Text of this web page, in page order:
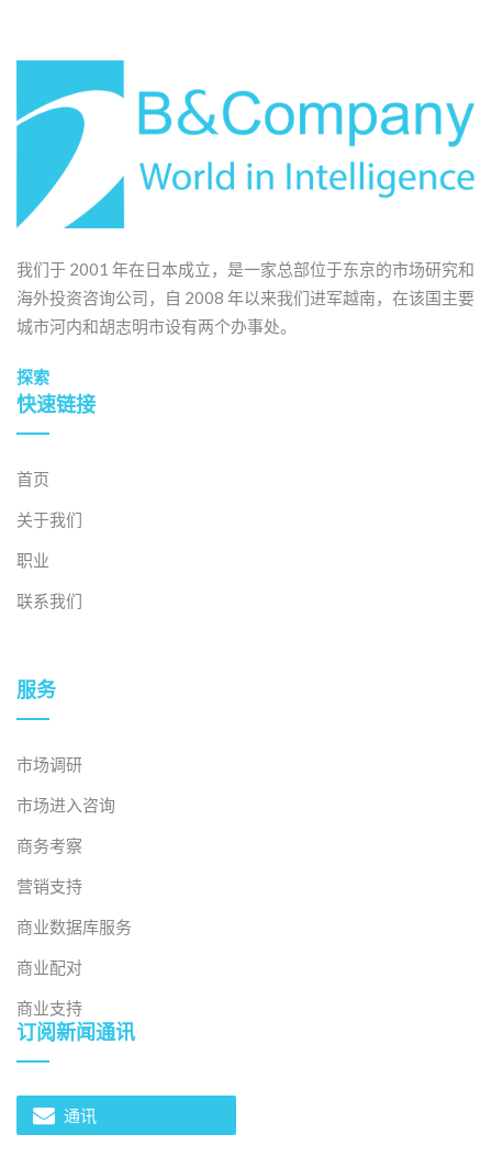
我们于 2001 年在日本成立，是一家总部位于东京的市场研究和
海外投资咨询公司，自 2008 年以来我们进军越南，在该国主要
城市河内和胡志明市设有两个办事处。
探索
快速链接
首页
关于我们
职业
联系我们
服务
市场调研
市场进入咨询
商务考察
营销支持
商业数据库服务
商业配对
商业支持
订阅新闻通讯
通讯